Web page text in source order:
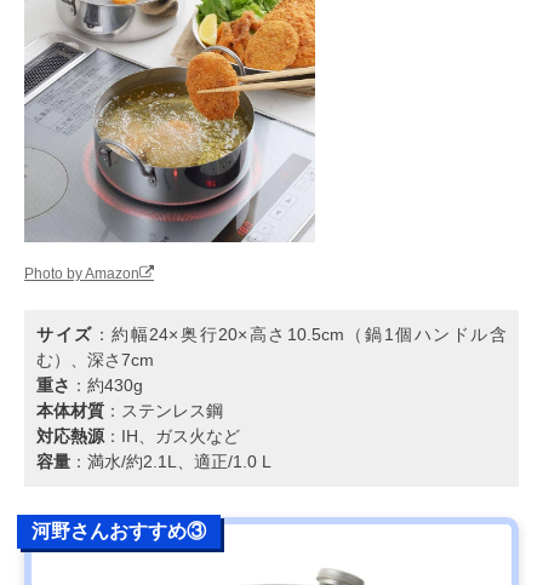
Photo by Amazon
サイズ ：約幅24×奥行20×高さ10.5cm（鍋1個ハンドル含
む）、深さ7cm
重さ ：約430g
本体材質 ：ステンレス鋼
対応熱源 ：IH、ガス火など
容量 ：満水/約2.1L、適正/1.0 L
河野さんおすすめ③